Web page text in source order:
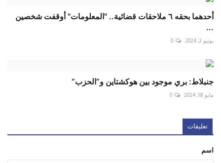
أحدهما بحقه ٦ ملاحقات قضائية.. "المعلومات" أوقفت شخصين
...
يونيو 2, 2024 0
جنبلاط: بري موجود بين هوكشتاين و”الحزب”
مايو 18, 2024 0
تعليقات
اسم